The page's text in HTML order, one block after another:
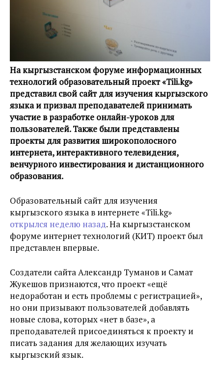
На кыргызстанском форуме информационных
технологий образовательный проект «Tili.kg»
представил свой сайт для изучения кыргызского
языка и призвал преподавателей принимать
участие в разработке онлайн-уроков для
пользователей. Также были представлены
проекты для развития широкополосного
интернета, интерактивного телевидения,
венчурного инвестирования и дистанционного
образования.
Образовательный сайт для изучения
кыргызского языка в интернете «Tili.kg»
открылся неделю назад. На кыргызстанском
форуме интернет технологий (КИТ) проект был
представлен впервые.
Создатели сайта Александр Туманов и Самат
Жукешов признаются, что проект «ещё
недоработан и есть проблемы с регистрацией»,
но они призывают пользователей добавлять
новые слова, которых «нет в базе», а
преподавателей присоединяться к проекту и
писать задания для желающих изучать
кыргызский язык.